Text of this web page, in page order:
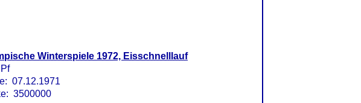
Winterspiele 1972, Eisschnelllauf
07.12.1971
3500000